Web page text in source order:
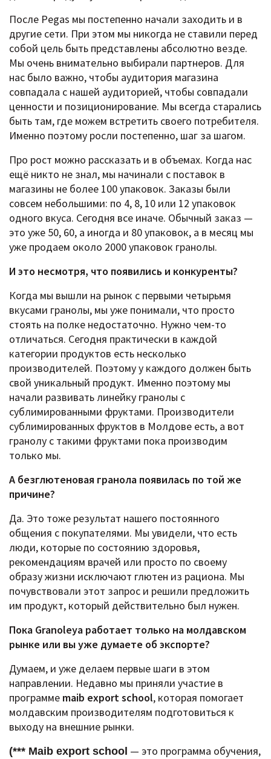
После Pegas мы постепенно начали заходить и в
другие сети. При этом мы никогда не ставили перед
собой цель быть представлены абсолютно везде.
Мы очень внимательно выбирали партнеров. Для
нас было важно, чтобы аудитория магазина
совпадала с нашей аудиторией, чтобы совпадали
ценности и позиционирование. Мы всегда старались
быть там, где можем встретить своего потребителя.
Именно поэтому росли постепенно, шаг за шагом.
Про рост можно рассказать и в объемах. Когда нас
ещё никто не знал, мы начинали с поставок в
магазины не более 100 упаковок. Заказы были
совсем небольшими: по 4, 8, 10 или 12 упаковок
одного вкуса. Сегодня все иначе. Обычный заказ —
это уже 50, 60, а иногда и 80 упаковок, а в месяц мы
уже продаем около 2000 упаковок гранолы.
И это несмотря, что появились и конкуренты?
Когда мы вышли на рынок с первыми четырьмя
вкусами гранолы, мы уже понимали, что просто
стоять на полке недостаточно. Нужно чем-то
отличаться. Сегодня практически в каждой
категории продуктов есть несколько
производителей. Поэтому у каждого должен быть
свой уникальный продукт. Именно поэтому мы
начали развивать линейку гранолы с
сублимированными фруктами. Производители
сублимированных фруктов в Молдове есть, а вот
гранолу с такими фруктами пока производим
только мы.
А безглютеновая гранола появилась по той же
причине?
Да. Это тоже результат нашего постоянного
общения с покупателями. Мы увидели, что есть
люди, которые по состоянию здоровья,
рекомендациям врачей или просто по своему
образу жизни исключают глютен из рациона. Мы
почувствовали этот запрос и решили предложить
им продукт, который действительно был нужен.
Пока Granoleya работает только на молдавском
рынке или вы уже думаете об экспорте?
Думаем, и уже делаем первые шаги в этом
направлении. Недавно мы приняли участие в
программе maib export school, которая помогает
молдавским производителям подготовиться к
выходу на внешние рынки.
(*** Maib export school — это программа обучения,